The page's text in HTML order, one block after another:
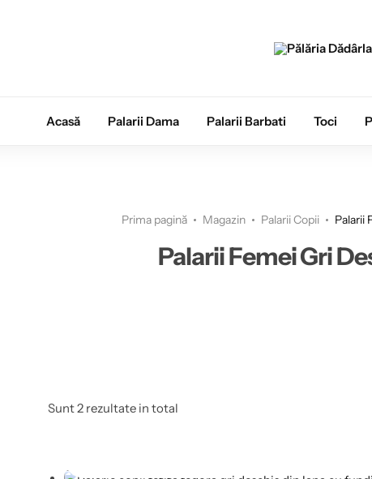
Acasă Palarii Dama Palarii Barbati Toci
Prima pagină Magazin Palarii Copii Palarii
Palarii Femei Gri
Sunt 2 rezultate in total